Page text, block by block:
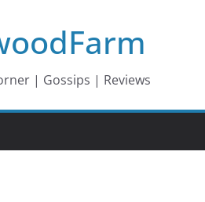
| Gossips | Reviews